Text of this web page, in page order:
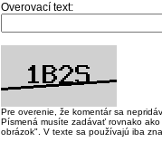
Overovací text:
Pre overenie, že komentár sa
Písmená musíte zadávať rovnako
obrázok". V texte sa používajú iba